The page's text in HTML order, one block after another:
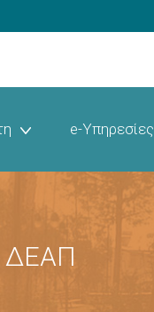
e-Υπηρεσίες
ΔΕΑΠ